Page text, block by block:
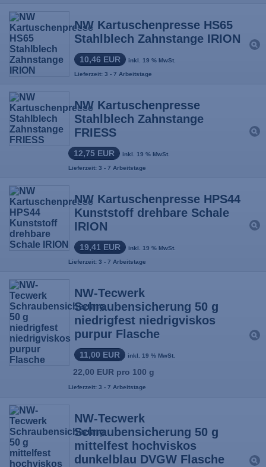
NW Kartuschenpresse HS65
Stahlblech Zahnstange IRION
10,46 EUR inkl. 19 % MwSt.
Lieferzeit: 3 - 7 Arbeitstage
NW Kartuschenpresse
Stahlblech Zahnstange
FRIESS
12,75 EUR inkl. 19 % MwSt.
Lieferzeit: 3 - 7 Arbeitstage
NW Kartuschenpresse HPS44
Kunststoff drehbare Schale
IRION
19,41 EUR inkl. 19 % MwSt.
Lieferzeit: 3 - 7 Arbeitstage
NW-Tecwerk
Schraubensicherung 50 g
niedrigfest niedrigviskos
purpur Flasche
11,00 EUR inkl. 19 % MwSt.
22,00 EUR pro 100 g
Lieferzeit: 3 - 7 Arbeitstage
NW-Tecwerk
Schraubensicherung 50 g
mittelfest hochviskos
dunkelblau DVGW Flasche